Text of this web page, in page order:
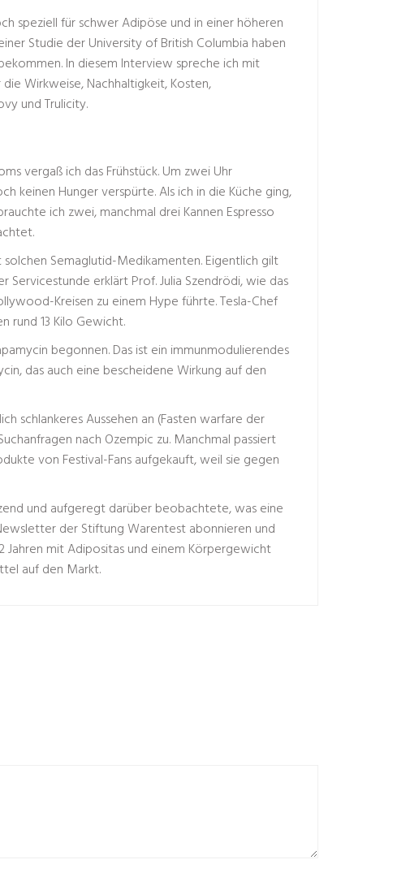
speziell für schwer Adipöse und in einer höheren
Studie der University of British Columbia haben
In diesem Interview spreche ich mit
Wirkweise, Nachhaltigkeit, Kosten,
und Trulicity.
vergaß ich das Frühstück. Um zwei Uhr
keinen Hunger verspürte. Als ich in die Küche ging,
ich zwei, manchmal drei Kannen Espresso
Semaglutid-Medikamenten. Eigentlich gilt
Servicestunde erklärt Prof. Julia Szendrödi, wie das
Kreisen zu einem Hype führte. Tesla-Chef
rund 13 Kilo Gewicht.
begonnen. Das ist ein immunmodulierendes
das auch eine bescheidene Wirkung auf den
schlankeres Aussehen an (Fasten warfare der
nach Ozempic zu. Manchmal passiert
von Festival-Fans aufgekauft, weil sie gegen
und aufgeregt darüber beobachtete, was eine
der Stiftung Warentest abonnieren und
mit Adipositas und einem Körpergewicht
auf den Markt.